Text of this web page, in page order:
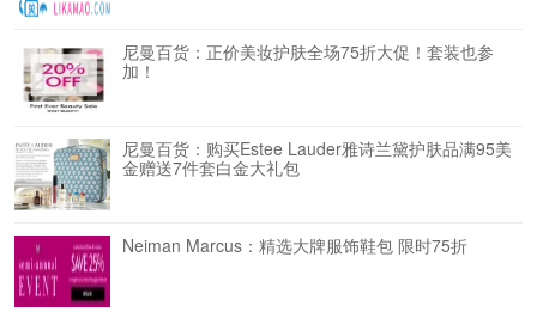
尼曼百货：正价美妆护肤全场75折大促！套装也参
加！
尼曼百货：购买Estee Lauder雅诗兰黛护肤品满95美
金赠送7件套白金大礼包
Neiman Marcus：精选大牌服饰鞋包 限时75折